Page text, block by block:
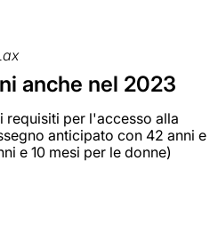
anche nel 2023
requisiti per l'accesso alla
anticipato con 42 anni e
e 10 mesi per le donne)